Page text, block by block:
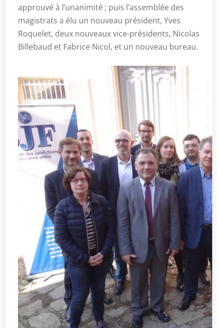
approuvé à l’unanimité ; puis l’assemblée des
magistrats a élu un nouveau président, Yves
Roquelet, deux nouveaux vice-présidents, Nicolas
Billebaud et Fabrice Nicol, et un nouveau bureau.